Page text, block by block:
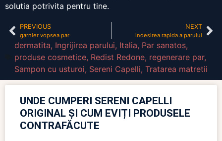
solutia potrivita pentru tine.
PREVIOUS
garnier vopsea par
NEXT
indesirea rapida a parului
dermatita, Ingrijirea parului, Italia, Par sanatos,
produse cosmetice, Redist Redone, regenerare par,
Sampon cu usturoi, Sereni Capelli, Tratarea matretii
UNDE CUMPERI SERENI CAPELLI
ORIGINAL ȘI CUM EVIȚI PRODUSELE
CONTRAFĂCUTE